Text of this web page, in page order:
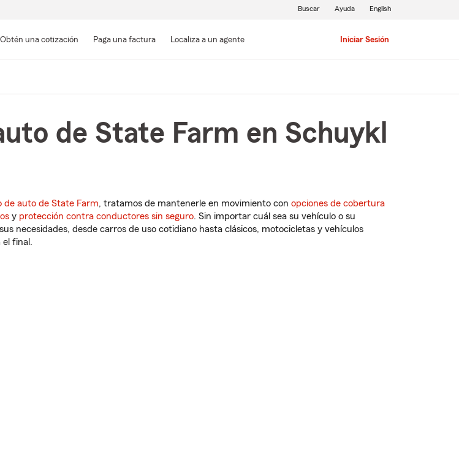
contenido
Obtén una cotización Paga una factura Localiza a un agente Iniciar Sesión
Buscar Ayuda English
de State Farm en Schuykl
de auto de State Farm, tratamos de mantenerle en movimiento con opciones de cobertura
y protección contra conductores sin seguro. Sin importar cuál sea su vehículo o su
necesidades, desde carros de uso cotidiano hasta clásicos, motocicletas y vehículos
final.